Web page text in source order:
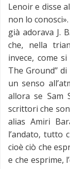
Lenoir e disse
non lo
già adorava J.
che, nella
invece, come
The Ground”
un senso
allora se Sam
scrittori che
alias Amiri
l’andato, tutto
cioè ciò che
e che esprime,